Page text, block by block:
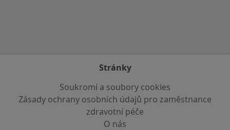
Stránky
Soukromí a soubory cookies
Zásady ochrany osobních údajů pro zaměstnance
zdravotní péče
O nás